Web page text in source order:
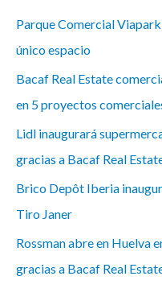
Parque Comercial
único espacio
Bacaf Real Estate
en 5 proyectos
Lidl inaugurará
gracias a Bacaf Real
Brico Depôt Iberia
Tiro Janer
Rossman abre en Huelva
gracias a Bacaf Real